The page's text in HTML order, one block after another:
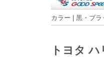
カラー | 黒・ブラ
トヨタ